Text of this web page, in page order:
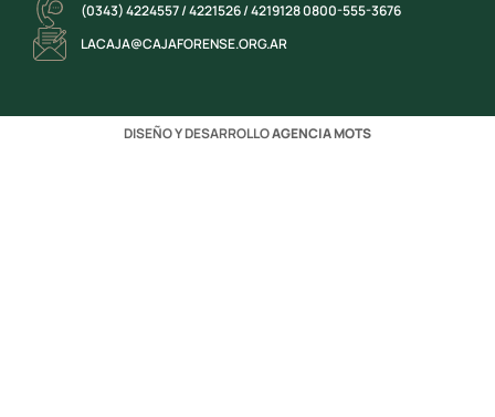
(0343) 4224557 / 4221526 / 4219128 0800-555-3676
LACAJA@CAJAFORENSE.ORG.AR
DISEÑO Y DESARROLLOAGENCIA MOTS